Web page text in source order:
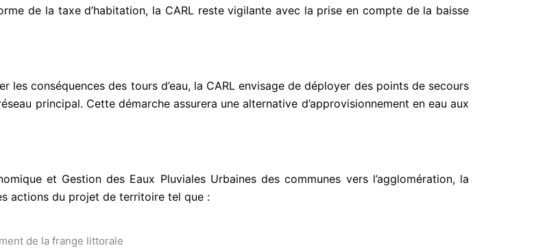
de la taxe d’habitation, la CARL reste vigilante avec la prise en compte de la baisse
les conséquences des tours d’eau, la CARL envisage de déployer des points de secours
principal. Cette démarche assurera une alternative d’approvisionnement en eau aux
et Gestion des Eaux Pluviales Urbaines des communes vers l’agglomération, la
actions du projet de territoire tel que :
de la frange littorale